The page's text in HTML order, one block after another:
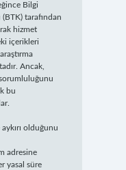
Bilgi
tarafından
hizmet
içerikleri
Ancak,
bu
olduğunu
adresine
yasal süre